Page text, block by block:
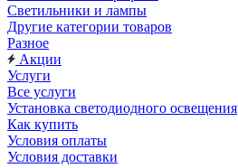
Светильники и лампы
Другие категории товаров
Разное
Акции
Услуги
Все услуги
Установка светодиодного освещения
Как купить
Условия оплаты
Условия доставки